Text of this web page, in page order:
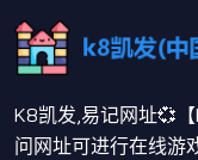
K8凯发,易记网址💞
问网址可进行在线游